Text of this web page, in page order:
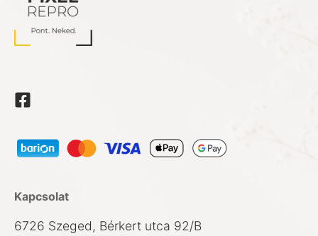
Kapcsolat
6726 Szeged, Bérkert utca 92/B